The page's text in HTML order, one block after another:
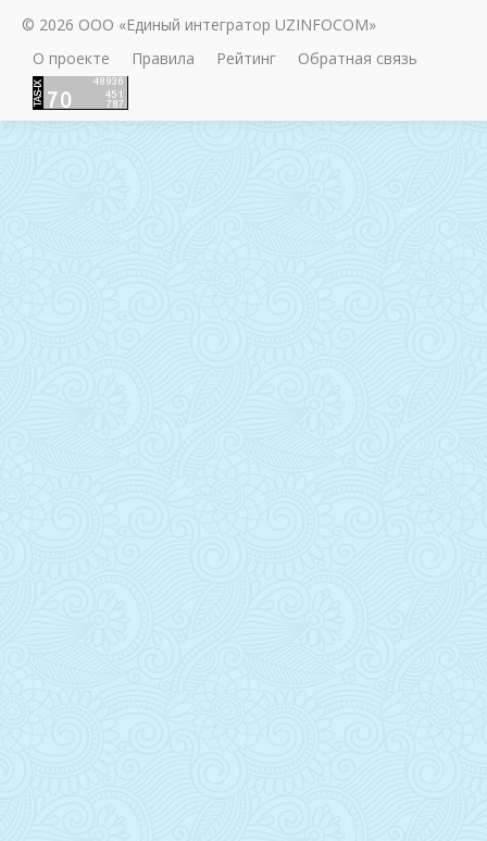
© 2026 ООО «Единый интегратор UZINFOCOM»
О проекте
Правила Рейтинг Обратная связь